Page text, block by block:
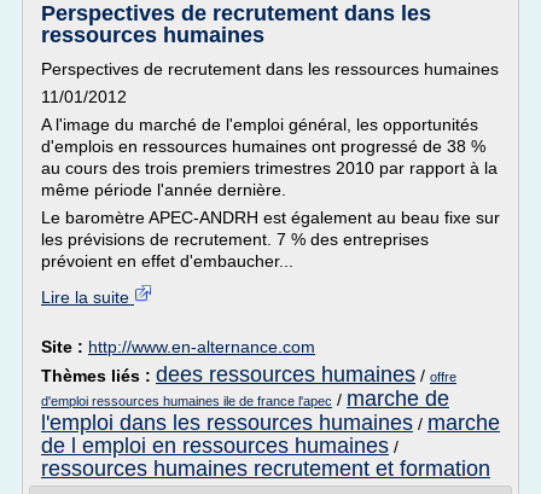
Perspectives de recrutement dans les
ressources humaines
Perspectives de recrutement dans les ressources humaines
11/01/2012
A l'image du marché de l'emploi général, les opportunités
d'emplois en ressources humaines ont progressé de 38 %
au cours des trois premiers trimestres 2010 par rapport à la
même période l'année dernière.
Le baromètre APEC-ANDRH est également au beau fixe sur
les prévisions de recrutement. 7 % des entreprises
prévoient en effet d'embaucher...
Lire la suite
Site : http://www.en-alternance.com
Thèmes liés : dees ressources humaines / offre
d'emploi ressources humaines ile de france l'apec / marche de
l'emploi dans les ressources humaines / marche
de l emploi en ressources humaines /
ressources humaines recrutement et formation